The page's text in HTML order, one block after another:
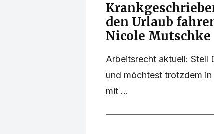
den Urlaub
Nicole Mutschke
Arbeitsrecht aktuell: Stell
und möchtest trotzdem
mit ...